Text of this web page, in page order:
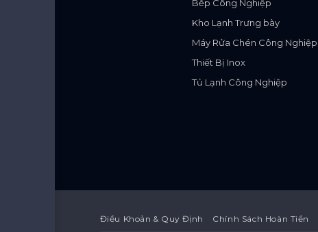
Bếp Công Nghiệp
Kho Lạnh Trưng bày
Máy Rửa Chén Công Nghiệp
Thiết Bị Inox
Tủ Lạnh Công Nghiệp
Điều Khoản & Quy Định Chính Sách Hoàn Tiền